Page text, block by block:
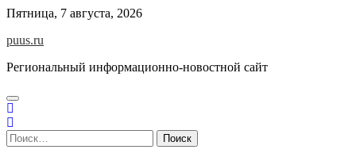
Skip
content
Пятница, 7 августа, 2026
puus.ru
Региональный информационно-новостной сайт
Найти: